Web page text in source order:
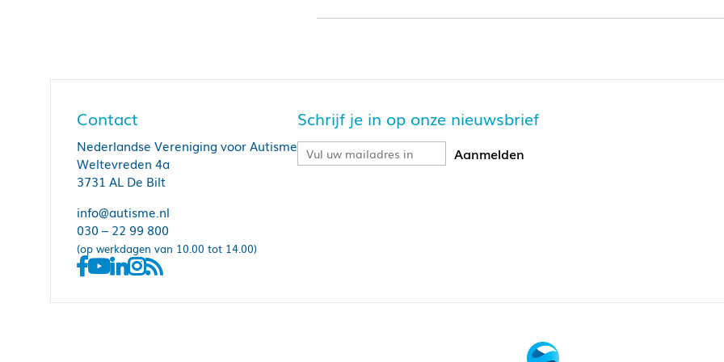
secretaris@nva-nb.nl
Contact
Nederlandse Vereniging voor Autisme
Weltevreden 4a
3731 AL De Bilt
info@autisme.nl
030 – 22 99 800
(op werkdagen van 10.00 tot 14.00)
Schrijf je in op onze nieuwsbrief